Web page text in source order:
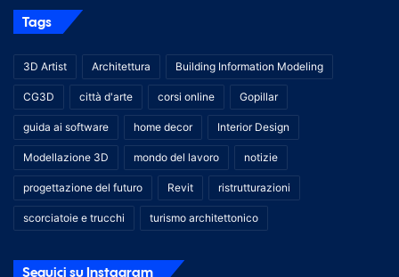
Tags
3D Artist Architettura Building Information Modeling
CG3D città d'arte corsi online Gopillar
guida ai software home decor Interior Design
Modellazione 3D mondo del lavoro notizie
progettazione del futuro Revit ristrutturazioni
scorciatoie e trucchi turismo architettonico
Seguici su Instagram